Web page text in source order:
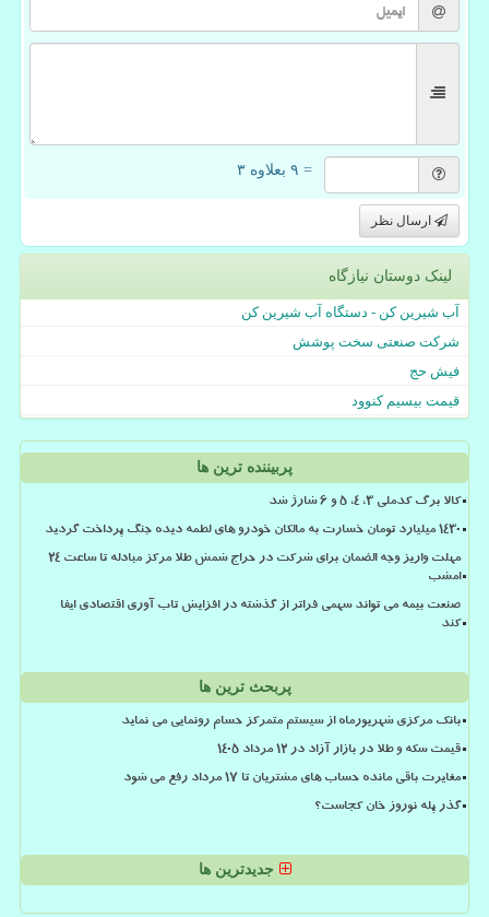
= ۹ بعلاوه ۳
ارسال نظر
لینک دوستان نیازگاه
آب شیرین کن - دستگاه آب شیرین کن
شرکت صنعتی سخت پوشش
فیش حج
قیمت بیسیم کنوود
پربیننده ترین ها
کالا برگ کدملی 3، 4، 5 و 6 شارژ شد
۱۴۳۰ میلیارد تومان خسارت به مالکان خودرو های لطمه دیده جنگ پرداخت گردید
مهلت واریز وجه الضمان برای شرکت در حراج شمش طلا مرکز مبادله تا ساعت ۲۴
امشب
صنعت بیمه می تواند سهمی فراتر از گذشته در افزایش تاب آوری اقتصادی ایفا
کند
پربحث ترین ها
بانک مرکزی شهریورماه از سیستم متمرکز حسام رونمایی می نماید
قیمت سکه و طلا در بازار آزاد در ۱۲ مرداد ۱۴۰۵
مغایرت باقی مانده حساب های مشتریان تا 17 مرداد رفع می شود
گذر پله نوروز خان کجاست؟
جدیدترین ها